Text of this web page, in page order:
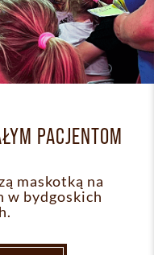
PACJENTOM
maskotką na
w bydgoskich